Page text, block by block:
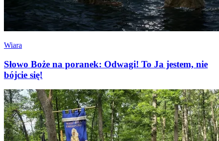
Wiara
Słowo Boże na poranek: Odwagi! To Ja jestem, nie
bójcie się!